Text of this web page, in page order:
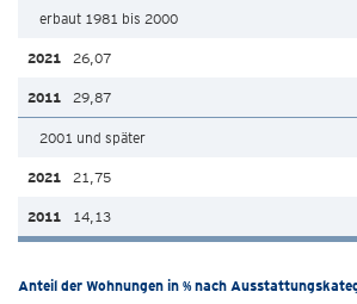
erbaut 1981 bis 2000
26,07
29,87
2001 und später
21,75
14,13
Anteil der Wohnungen in % nach